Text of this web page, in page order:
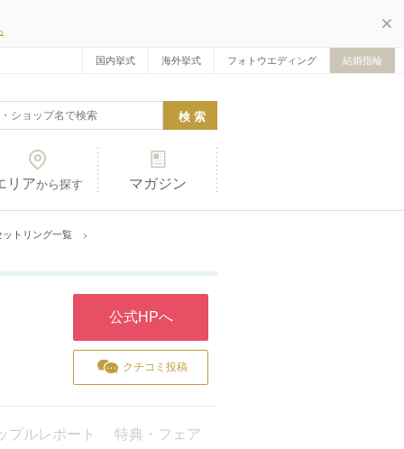
国内挙式 海外挙式 フォトウエディング 結婚指輪
リアから探す マガジン
ットリング一覧
公式HPへ
クチコミ投稿
プルレポート 特典・フェア